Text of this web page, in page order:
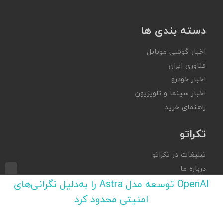
دسته بندی ها
اخبار گوشی موبایل
فناوری ایران
اخبار خودرو
اخبار سینما و تلویزیون
راهنمای خرید
تکراتو
تبلیغات در تکراتو
درباره ما
تماس با ما
OpenAI توسعه مدل Astra را به‌دلیل نگرانی‌های
امنیتی محدود کرد